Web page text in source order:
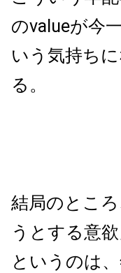
のvalueが今
いう気持ち
る。
結局のとこ
うとする意
というのは